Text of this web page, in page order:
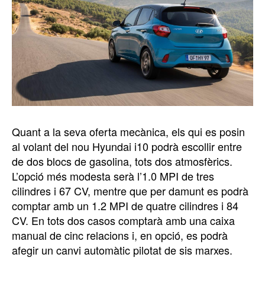
Quant a la seva oferta mecànica, els qui es posin
al volant del nou Hyundai i10 podrà escollir entre
de dos blocs de gasolina, tots dos atmosfèrics.
L’opció més modesta serà l’1.0 MPI de tres
cilindres i 67 CV, mentre que per damunt es podrà
comptar amb un 1.2 MPI de quatre cilindres i 84
CV. En tots dos casos comptarà amb una caixa
manual de cinc relacions i, en opció, es podrà
afegir un canvi automàtic pilotat de sis marxes.